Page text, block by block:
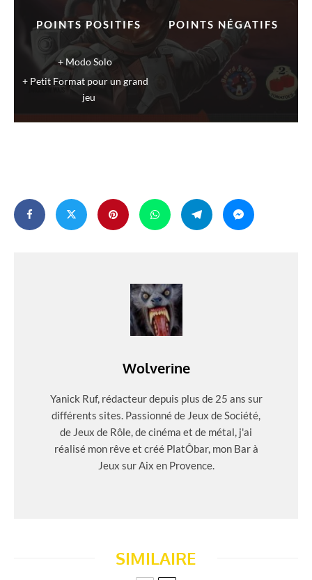
POINTS POSITIFS
Modo Solo
Petit Format pour un grand
jeu
POINTS NÉGATIFS
Wolverine
Yanick Ruf, rédacteur depuis plus de 25 ans sur
différents sites. Passionné de Jeux de Société,
de Jeux de Rôle, de cinéma et de métal, j'ai
réalisé mon rêve et créé PlatÔbar, mon Bar à
Jeux sur Aix en Provence.
SIMILAIRE